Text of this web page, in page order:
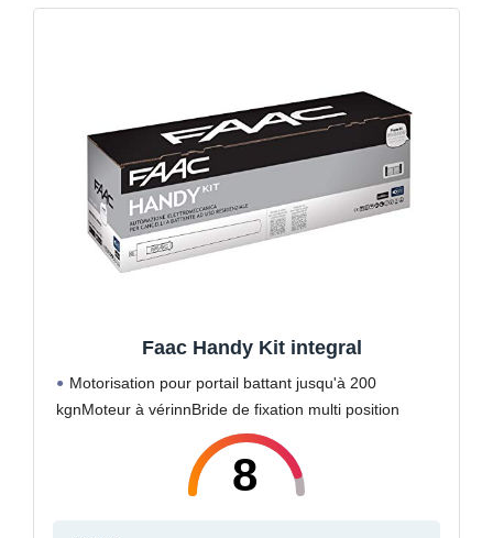
Faac Handy Kit integral
Motorisation pour portail battant jusqu'à 200
kgnMoteur à vérinnBride de fixation multi position
8